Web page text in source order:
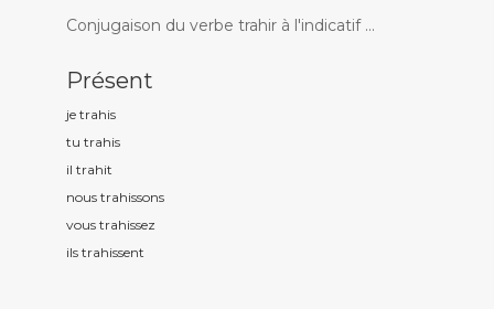
Conjugaison du verbe trahir à l'indicatif ...
Présent
je trahis
tu trahis
il trahit
nous trahissons
vous trahissez
ils trahissent